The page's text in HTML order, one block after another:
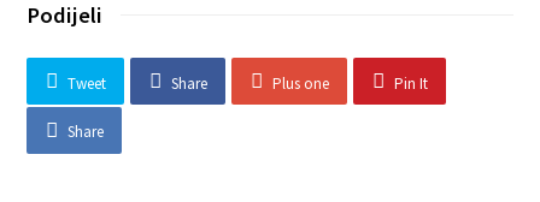
Podijeli
Tweet Share Plus one Pin It
Share